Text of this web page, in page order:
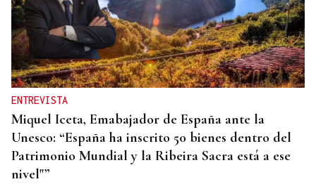
ENTREVISTA
Miquel Iceta, Emabajador de España ante la
Unesco: “España ha inscrito 50 bienes dentro del
Patrimonio Mundial y la Ribeira Sacra está a ese
nivel"”